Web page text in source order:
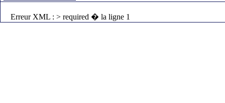
Erreur XML : > required � la ligne 1